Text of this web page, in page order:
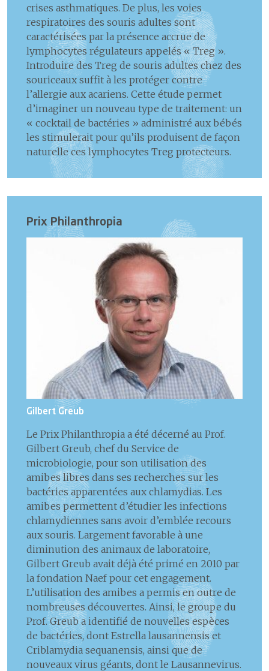
crises asthmatiques. De plus, les voies
respiratoires des souris adultes sont
caractérisées par la présence accrue de
lymphocytes régulateurs appelés « Treg ».
Introduire des Treg de souris adultes chez des
souriceaux suffit à les protéger contre
l’allergie aux acariens. Cette étude permet
d’imaginer un nouveau type de traitement: un
« cocktail de bactéries » administré aux bébés
les stimulerait pour qu’ils produisent de façon
naturelle ces lymphocytes Treg protecteurs.
Prix Philanthropia
Gilbert Greub
Le Prix Philanthropia a été décerné au Prof.
Gilbert Greub, chef du Service de
microbiologie, pour son utilisation des
amibes libres dans ses recherches sur les
bactéries apparentées aux chlamydias. Les
amibes permettent d’étudier les infections
chlamydiennes sans avoir d’emblée recours
aux souris. Largement favorable à une
diminution des animaux de laboratoire,
Gilbert Greub avait déjà été primé en 2010 par
la fondation Naef pour cet engagement.
L’utilisation des amibes a permis en outre de
nombreuses découvertes. Ainsi, le groupe du
Prof. Greub a identifié de nouvelles espèces
de bactéries, dont Estrella lausannensis et
Criblamydia sequanensis, ainsi que de
nouveaux virus géants, dont le Lausannevirus.